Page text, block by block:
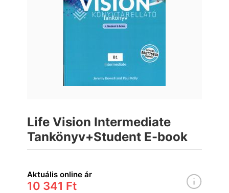
Life Vision Intermediate
Tankönyv+Student E-book
Aktuális online ár
10 341 Ft